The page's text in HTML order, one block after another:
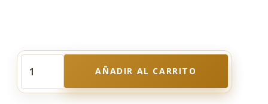
Xabeae
AÑADIR AL CARRITO